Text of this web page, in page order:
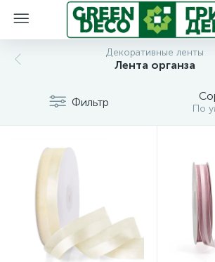
Декоративные ленты
Лента органза
Фильтр По